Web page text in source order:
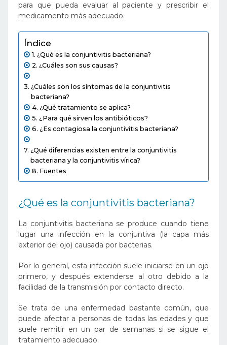
para que pueda evaluar al paciente y prescribir el
medicamento más adecuado.
Índice
¿Qué es la conjuntivitis bacteriana?
¿Cuáles son sus causas?
¿Cuáles son los síntomas de la conjuntivitis
bacteriana?
¿Qué tratamiento se aplica?
¿Para qué sirven los antibióticos?
¿Es contagiosa la conjuntivitis bacteriana?
¿Qué diferencias existen entre la conjuntivitis
bacteriana y la conjuntivitis vírica?
Fuentes
¿Qué es la conjuntivitis bacteriana?
La conjuntivitis bacteriana se produce cuando tiene
lugar una infección en la conjuntiva (la capa más
exterior del ojo) causada por bacterias.
Por lo general, esta infección suele iniciarse en un ojo
primero, y después extenderse al otro debido a la
facilidad de la transmisión por contacto directo.
Se trata de una enfermedad bastante común, que
puede afectar a personas de todas las edades y que
suele remitir en un par de semanas si se sigue el
tratamiento adecuado.